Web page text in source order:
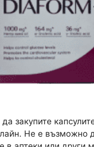
закупите
Не е възможно